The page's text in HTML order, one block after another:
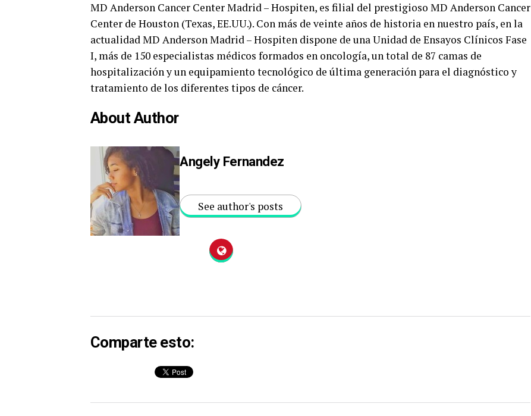
MD Anderson Cancer Center Madrid – Hospiten, es filial del prestigioso MD Anderson Cancer
Center de Houston (Texas, EE.UU.). Con más de veinte años de historia en nuestro país, en la
actualidad MD Anderson Madrid – Hospiten dispone de una Unidad de Ensayos Clínicos Fase
I, más de 150 especialistas médicos formados en oncología, un total de 87 camas de
hospitalización y un equipamiento tecnológico de última generación para el diagnóstico y
tratamiento de los diferentes tipos de cáncer.
About Author
Angely Fernandez
See author's posts
Comparte esto: